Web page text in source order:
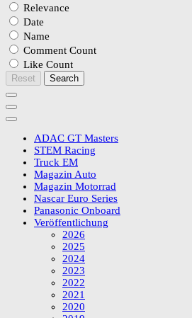
Relevance
Date
Name
Comment Count
Like Count
Reset Search
ADAC GT Masters
STEM Racing
Truck EM
Magazin Auto
Magazin Motorrad
Nascar Euro Series
Panasonic Onboard
Veröffentlichung
2026
2025
2024
2023
2022
2021
2020